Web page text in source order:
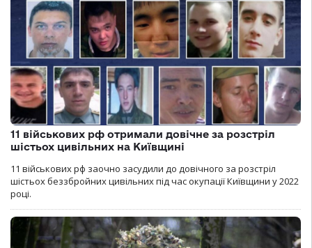
11 військових рф отримали довічне за розстріл
шістьох цивільних на Київщині
11 військових рф заочно засудили до довічного за розстріл
шістьох беззбройних цивільних під час окупації Київщини у 2022
році.